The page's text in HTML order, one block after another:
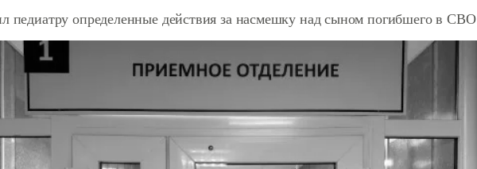
педиатру определенные действия за насмешку над сыном погибшего в СВО